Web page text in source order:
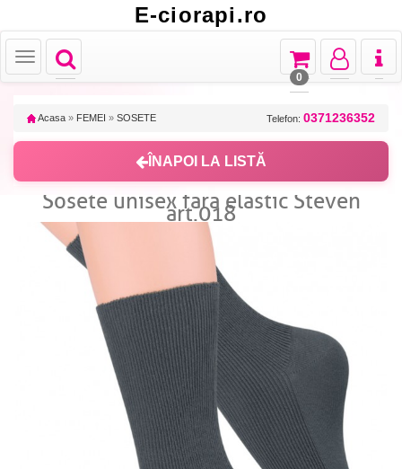
E-ciorapi.ro
Toggle
navigation
Toggle
Toggle
navigation
Toggle
navigation
Toggle
navigation
0
Acasa » FEMEI » SOSETE Telefon: 0371236352
ÎNAPOI LA LISTĂ
Sosete unisex fara elastic Steven
art.018